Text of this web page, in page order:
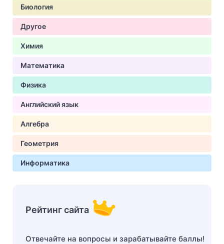
Биология
Другое
Химия
Математика
Физика
Английский язык
Алгебра
Геометрия
Информатика
Рейтинг сайта
Отвечайте на вопросы и зарабатывайте баллы!